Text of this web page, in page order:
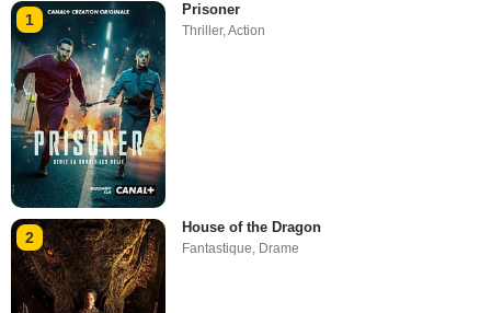
1
Prisoner
Thriller,Action
2
House of the Dragon
Fantastique Drame